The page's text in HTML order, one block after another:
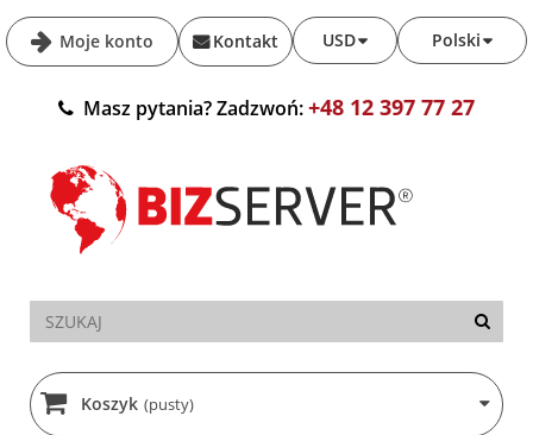
Moje konto Polski
USD
Kontakt
Masz pytania? Zadzwoń:+48 12 397 77 27
Koszyk (pusty)